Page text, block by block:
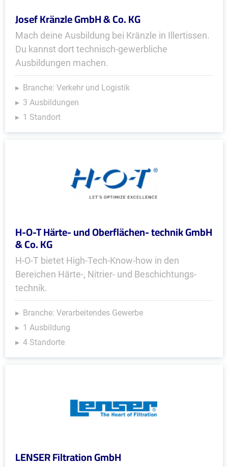
Josef Kränzle GmbH & Co. KG
Mach deine Ausbildung bei Kränzle in Illertissen.
Du kannst dort technisch-gewerbliche
Ausbildungen machen.
Branche: Verkehr und Logistik
3 Ausbildungen
1 Standort
H-O-T Härte- und Oberflächen- technik GmbH
& Co. KG
H-O-T bietet High-Tech-Know-how in den
Bereichen Härte-, Nitrier- und Beschich­tungs­
technik.
Branche: Verarbeitendes Gewerbe
1 Ausbildung
4 Standorte
LENSER Filtration GmbH